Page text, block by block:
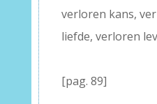
verloren kans,
liefde, verloren
[pag. 89]